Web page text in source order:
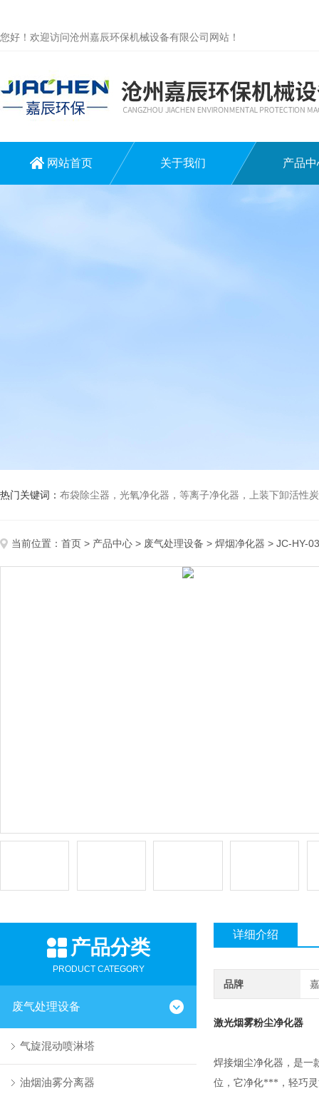
您好！欢迎访问沧州嘉辰环保机械设备有限公司网站！
网站首页 关于我们 产品中
热门关键词： 布袋除尘器，光氧净化器，等离子净化器，上装下卸活性炭吸附箱，打磨除尘
当前位置： 首页 > 产品中心 > 废气处理设备 > 焊烟净化器 > JC-HY-
产品分类
PRODUCT CATEGORY
废气处理设备
气旋混动喷淋塔
油烟油雾分离器
详细介绍
品牌
激光烟雾粉尘净化器
焊接烟尘净化器，是一
位，它净化***，轻巧